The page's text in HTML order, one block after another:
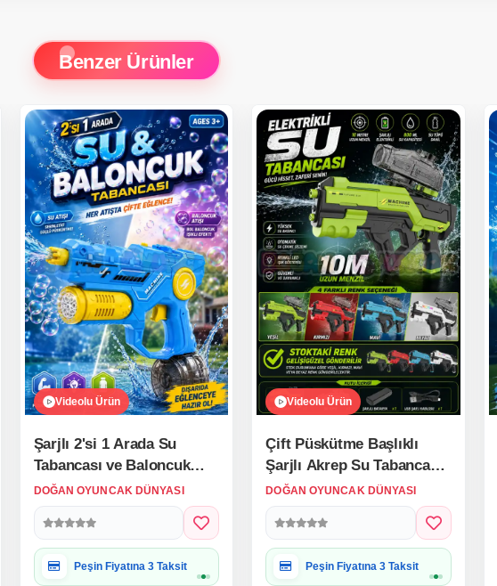
Benzer Ürünler
Şarjlı 2'si 1 Arada Su
Tabancası ve Baloncuk
Tabancası Mavi - Elektirikli
Water Gun Köpük
Tabancası
DOĞAN OYUNCAK DÜNYASI
Hediye Paketine Uygun
Çift Püskütme Başlıklı
Şarjlı Akrep Su Tabancası
10 Metre Menzilli -
Elektirikli Su Eğlencesi Su
Silahı
DOĞAN OYUNCAK DÜNYASI
Hediye Paketine Uygun